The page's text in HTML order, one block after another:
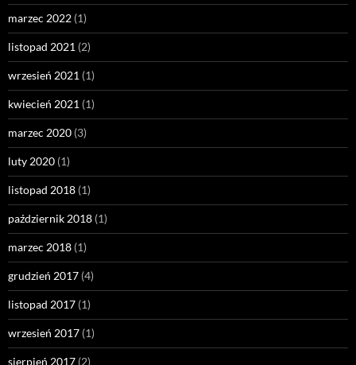
marzec 2022 (1)
listopad 2021 (2)
wrzesień 2021 (1)
kwiecień 2021 (1)
marzec 2020 (3)
luty 2020 (1)
listopad 2018 (1)
październik 2018 (1)
marzec 2018 (1)
grudzień 2017 (4)
listopad 2017 (1)
wrzesień 2017 (1)
sierpień 2017 (2)